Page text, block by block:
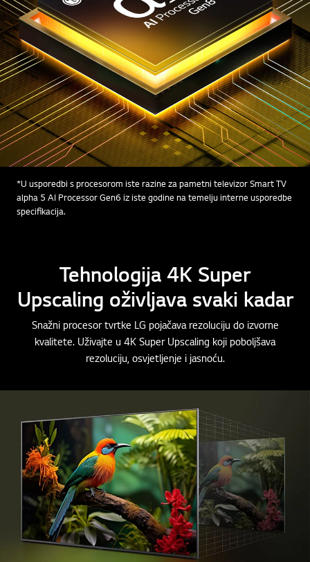
*U usporedbi s procesorom iste razine za pametni televizor Smart TV
alpha 5 AI Processor Gen6 iz iste godine na temelju interne usporedbe
specifikacija.
Tehnologija 4K Super
Upscaling oživljava svaki kadar
Snažni procesor tvrtke LG pojačava rezoluciju do izvorne
kvalitete. Uživajte u 4K Super Upscaling koji poboljšava
rezoluciju, osvjetljenje i jasnoću.